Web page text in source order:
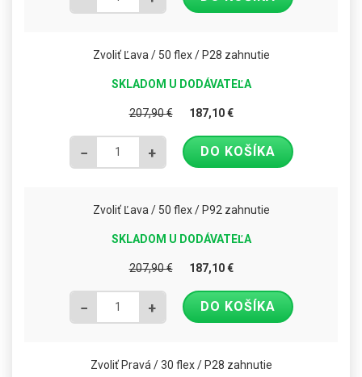
Zvoliť Ľava / 50 flex / P28 zahnutie
SKLADOM U DODÁVATEĽA
207,90€ 187,10€
− + DO KOŠÍKA
Zvoliť Ľava / 50 flex / P92 zahnutie
SKLADOM U DODÁVATEĽA
207,90€ 187,10€
− + DO KOŠÍKA
Zvoliť Pravá / 30 flex / P28 zahnutie